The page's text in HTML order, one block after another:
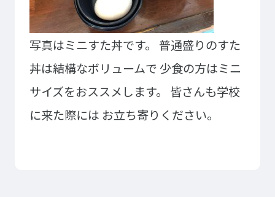
大学併修学科/研究科
キャリア支援
卒業生の紹介 キャリアセンター
キャンパスライフ
イベント・行事
キャンパスマップ
部活・クラブ紹介
学生寮・マンション
写真はミニすた丼です。
普通盛りのすた
丼は結構なボリュームで 少食の方はミニ
サイズをおススメします。
皆さんも学校
に来た際には お立ち寄りください。